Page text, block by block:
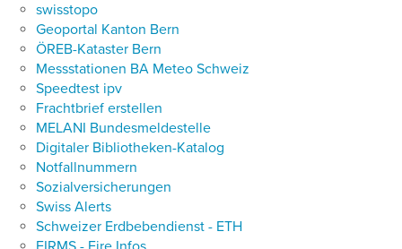
swisstopo
Geoportal Kanton Bern
ÖREB-Kataster Bern
Messstationen BA Meteo Schweiz
Speedtest ipv
Frachtbrief erstellen
MELANI Bundesmeldestelle
Digitaler Bibliotheken-Katalog
Notfallnummern
Sozialversicherungen
Swiss Alerts
Schweizer Erdbebendienst - ETH